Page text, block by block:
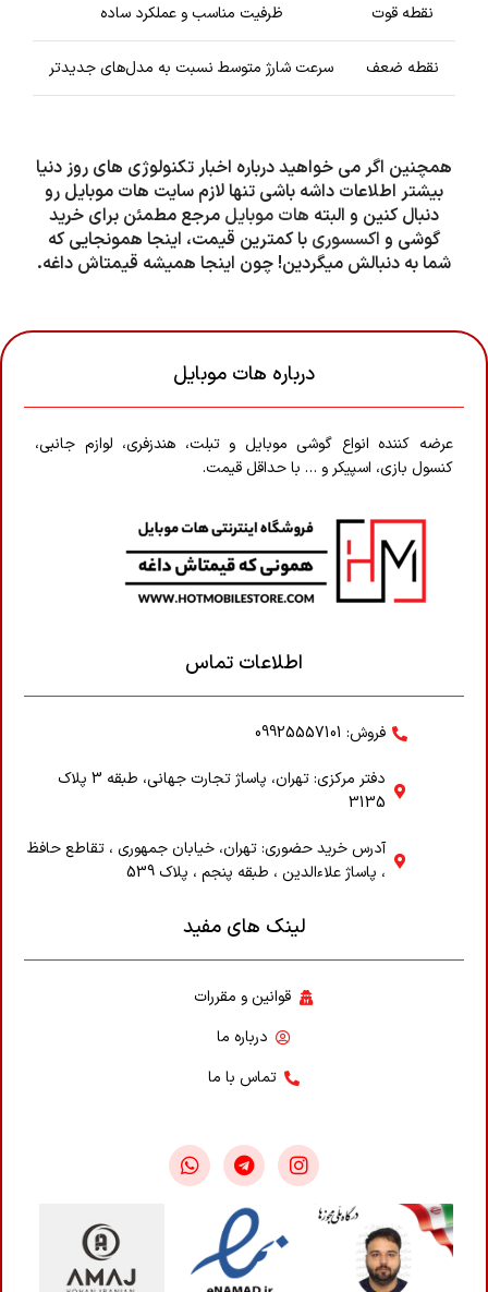
نقطه قوت ظرفیت مناسب و عملکرد ساده
نقطه ضعف سرعت شارژ متوسط نسبت به مدل‌های جدیدتر
همچنین اگر می خواهید درباره اخبار تکنولوژی های روز دنیا
بیشتر اطلاعات داشه باشی تنها لازم سایت هات موبایل رو
دنبال کنین و البته هات موبایل مرجع مطمئن برای خرید
گوشی و اکسسوری با کمترین قیمت، اینجا همونجایی که
شما به دنبالش میگردین! چون اینجا همیشه قیمتاش داغه.
درباره هات موبایل
عرضه کننده انواع گوشی موبایل و تبلت، هندزفری، لوازم جانبی،
کنسول بازی، اسپیکر و … با حداقل قیمت.
اطلاعات تماس
فروش: 09925557101
دفتر مرکزی: تهران، پاساژ تجارت جهانی، طبقه 3 پلاک
3135
آدرس خرید حضوری: تهران، خیابان جمهوری ، تقاطع حافظ
، پاساژ علاء‌الدین ، طبقه پنجم ، پلاک 539
لینک های مفید
قوانین و مقررات
درباره ما
تماس با ما